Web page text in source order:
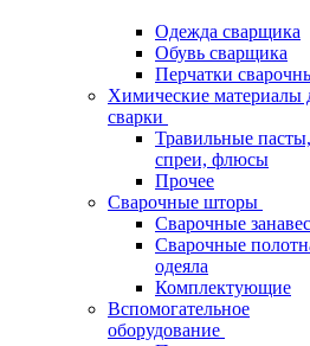
Одежда сварщика
Обувь сварщика
Перчатки
Химические материалы
сварки
Травильные пасты,
спреи, флюсы
Прочее
Сварочные шторы
Сварочные
Сварочные
одеяла
Комплектующие
Вспомогательное
оборудование